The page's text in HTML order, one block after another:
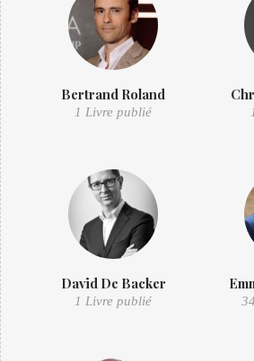
Bertrand Roland
1 Livre publié
David De Backer
1 Livre publié